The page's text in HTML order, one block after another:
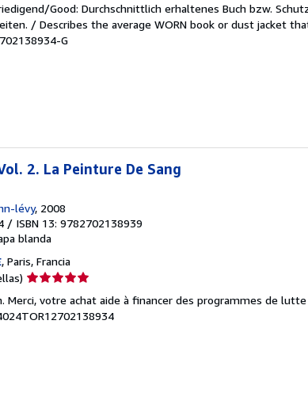
vendedor:
5
de
Good: Durchschnittlich erhaltenes Buch bzw.
/ Describes the average WORN book or dust jacket
G
2. La Peinture De Sang
lévy, 2008
/ ISBN 13: 9782702138939
blanda
, Paris, Francia
Calificación
vendedor:
5
Merci, votre achat aide à financer des programmes de